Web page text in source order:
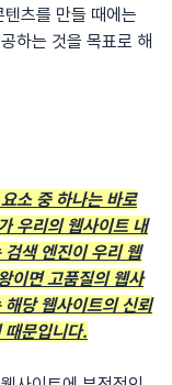
츠를 만들 때에는
하는 것을 목표로 해
소 중 하나는 바로
우리의 웹사이트 내
색 엔진이 우리 웹
이면 고품질의 웹사
당 웹사이트의 신뢰
때문입니다.